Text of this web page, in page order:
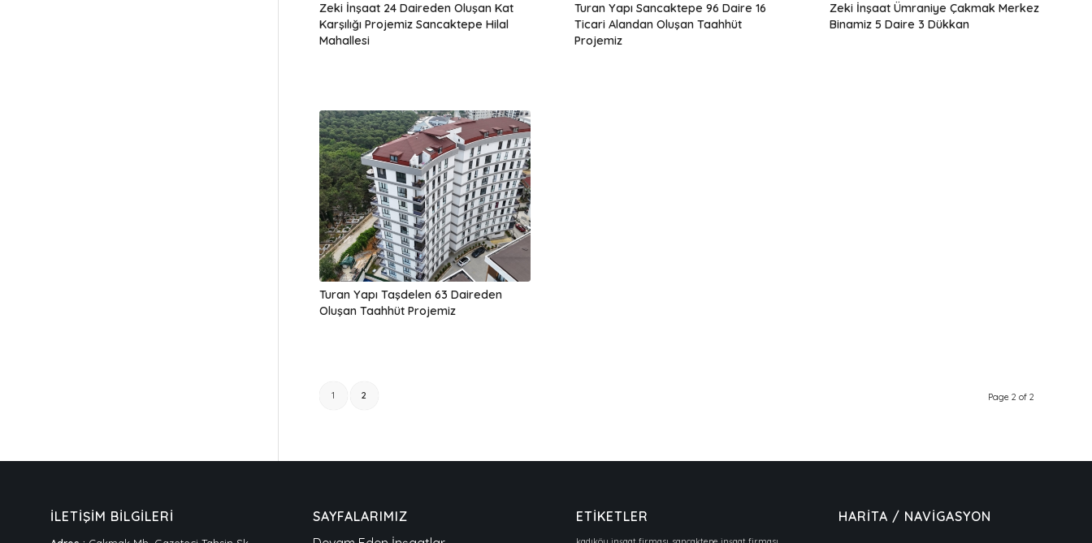
Zeki İnşaat 24 Daireden Oluşan Kat
Karşılığı Projemiz Sancaktepe Hilal
Mahallesi
Turan Yapı Sancaktepe 96 Daire 16
Ticari Alandan Oluşan Taahhüt
Projemiz
Zeki İnşaat Ümraniye Çakmak Merkez
Binamiz 5 Daire 3 Dükkan
Turan Yapı Taşdelen 63 Daireden
Oluşan Taahhüt Projemiz
Page 2 of 2
1 2
İLETİŞİM BİLGİLERİ
SAYFALARIMIZ
ETİKETLER HARİTA / NAVİGASYON